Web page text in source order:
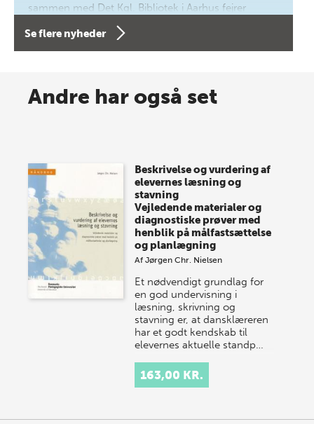
sammen med Det Kgl. Bibliotek i Aarhus fejrer
forfatterne bag vores nyes…
Spar op til 70% til sommer-
onsdag den 10. j…
Se flere nyheder
Andre har også set
Beskrivelse og vurdering af
elevernes læsning og
stavning
Vejledende materialer og
diagnostiske prøver med
henblik på målfastsættelse
og planlægning
AfJørgen Chr. Nielsen
Et nødvendigt grundlag for
en god undervisning i
læsning, skrivning og
stavning er, at dansklæreren
har et godt kendskab til
elevernes aktuelle standp…
163,00 KR.